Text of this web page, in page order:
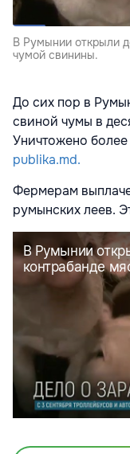
В Румынии открыли
чумой свинины.
До сих пор в
свиной чумы в
Уничтожено
publika.md.
Фермерам
румынских леев.